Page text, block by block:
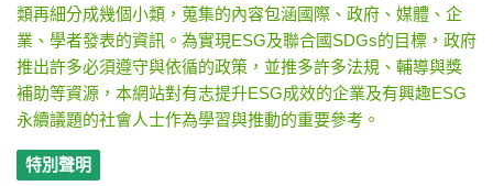
類再細分成幾個小類，蒐集的內容包涵國際、政府、媒體、企
業、學者發表的資訊。為實現ESG及聯合國SDGs的目標，政府
推出許多必須遵守與依循的政策，並推多許多法規、輔導與獎
補助等資源，本網站對有志提升ESG成效的企業及有興趣ESG
永續議題的社會人士作為學習與推動的重要參考。
特別聲明